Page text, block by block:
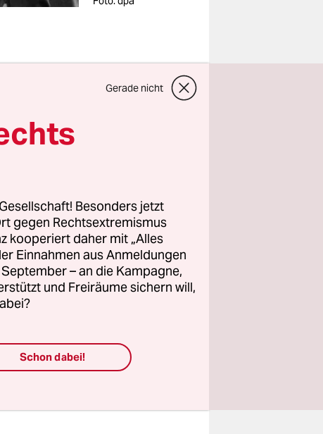
auch
sein, wo
ergeben
dazu
Datum
Gerade nicht
Besonders jetzt
gegen Rechtsextremismus
kooperiert daher mit „Alles
Einnahmen aus Anmeldungen
– an die Kampagne,
und Freiräume sichern will,
Schon dabei!